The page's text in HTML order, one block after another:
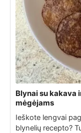
Blynai su kakava
mėgėjams
Ieškote lengvai
blynelių recepto?